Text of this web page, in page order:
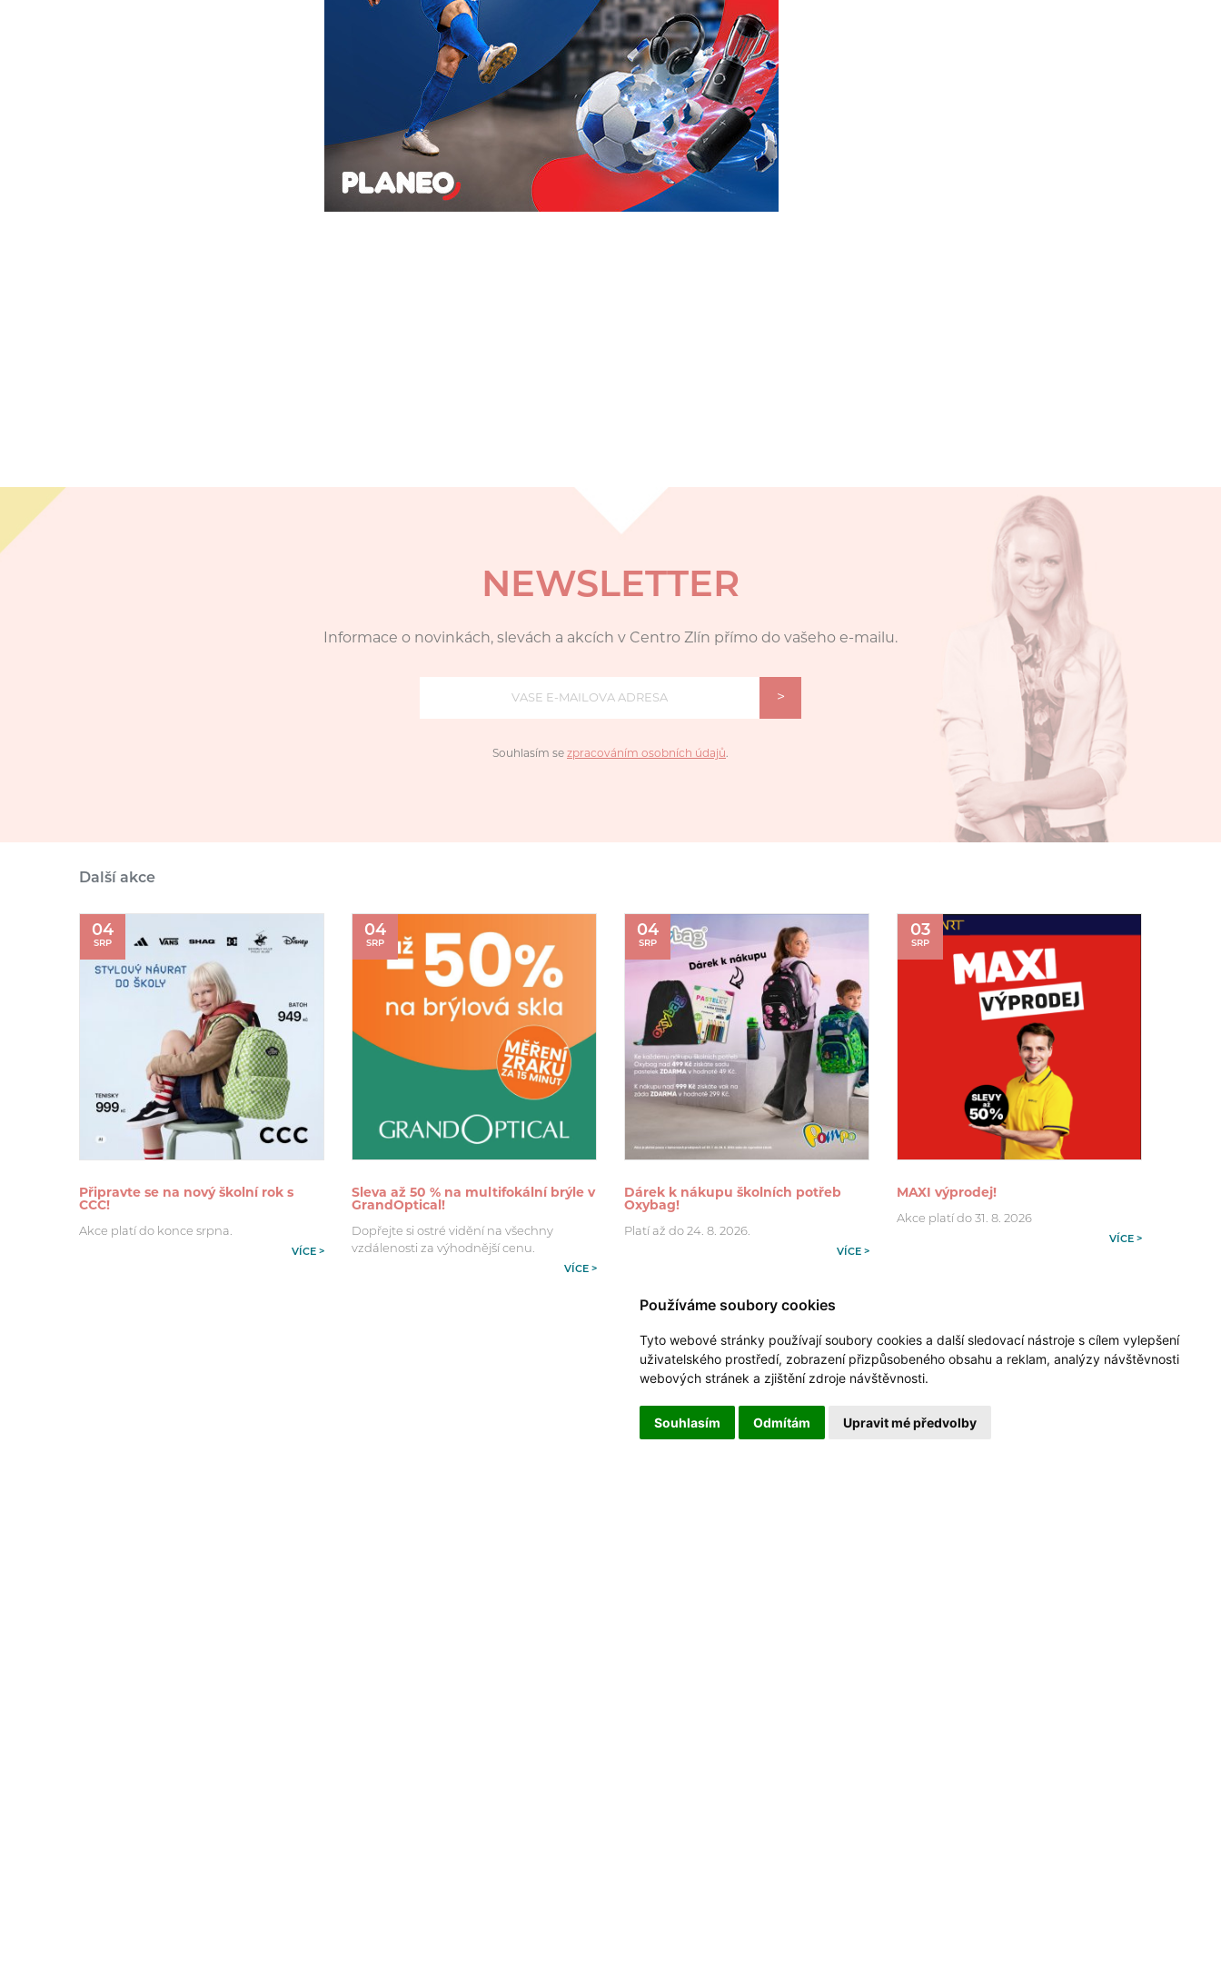
Používáme soubory cookies
Tyto webové stránky používají soubory cookies a další sledovací nástroje s cílem vylepšení
uživatelského prostředí, zobrazení přizpůsobeného obsahu a reklam, analýzy návštěvnosti
webových stránek a zjištění zdroje návštěvnosti.
Souhlasím Odmítám Upravit mé předvolby
NEWSLETTER
Informace o novinkách, slevách a akcích v Centro Zlín přímo do vašeho e-mailu.
>
Souhlasím se zpracováním osobních údajů.
Další akce
04
SRP
Připravte se na nový školní rok s
CCC!
Akce platí do konce srpna.
VÍCE >
04
SRP
Sleva až 50 % na multifokální brýle v
GrandOptical!
Dopřejte si ostré vidění na všechny
vzdálenosti za výhodnější cenu.
VÍCE >
04
SRP
Dárek k nákupu školních potřeb
Oxybag!
Platí až do 24. 8. 2026.
VÍCE >
03
SRP
MAXI výprodej!
Akce platí do 31. 8. 2026
VÍCE >